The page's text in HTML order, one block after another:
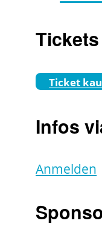
Tickets
Ticket
Infos
Anmelden